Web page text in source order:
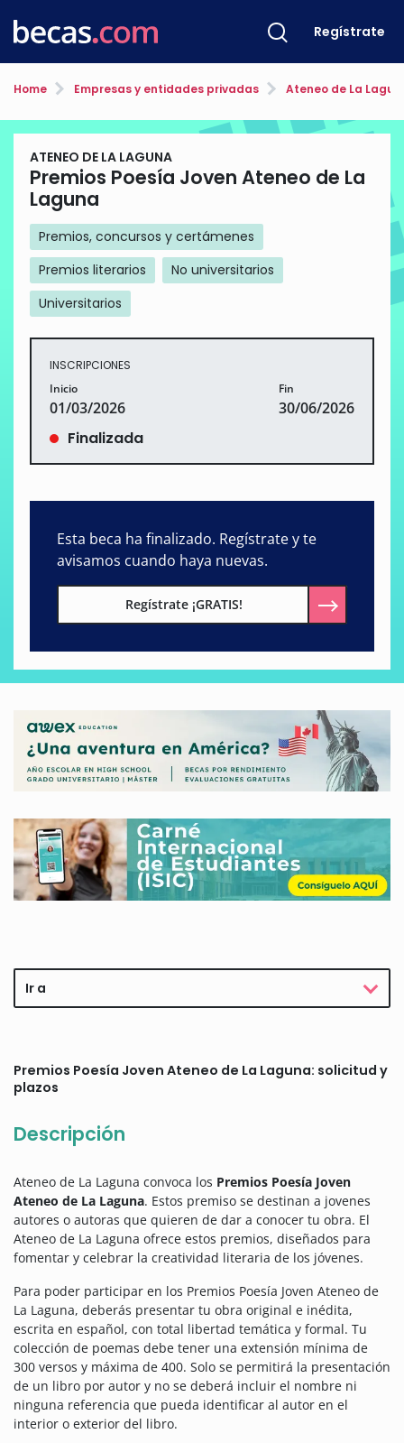
Regístrate
Home Empresas y entidades privadas Ateneo de La
ATENEO DE LA LAGUNA
Premios Poesía Joven Ateneo de La
Laguna
Premios, concursos y certámenes
Premios literarios
No universitarios
Universitarios
INSCRIPCIONES
Inicio
01/03/2026
Fin
30/06/2026
Finalizada
Esta beca ha finalizado. Regístrate y te
avisamos cuando haya nuevas.
Regístrate ¡GRATIS!
Ir a
Premios Poesía Joven Ateneo de La Laguna: solicitud y
plazos
Descripción
Ateneo de La Laguna convoca los Premios Poesía Joven
Ateneo de La Laguna. Estos premiso se destinan a jovenes
autores o autoras que quieren de dar a conocer tu obra. El
Ateneo de La Laguna ofrece estos premios, diseñados para
fomentar y celebrar la creatividad literaria de los jóvenes.
Para poder participar en los Premios Poesía Joven Ateneo de
La Laguna, deberás presentar tu obra original e inédita,
escrita en español, con total libertad temática y formal. Tu
colección de poemas debe tener una extensión mínima de
300 versos y máxima de 400. Solo se permitirá la presentación
de un libro por autor y no se deberá incluir el nombre ni
ninguna referencia que pueda identificar al autor en el
interior o exterior del libro.